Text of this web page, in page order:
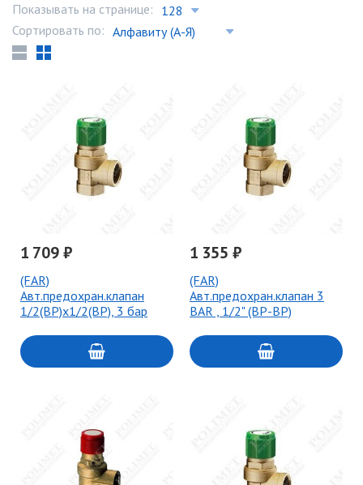
Показывать на странице:
Сортировать по:
1 709 ₽
(FAR)
Авт.предохран.клапан
1/2(ВР)х1/2(ВР), 3 бар
1 355 ₽
(FAR)
Авт.предохран.клапан 3
BAR , 1/2" (ВР-ВР)